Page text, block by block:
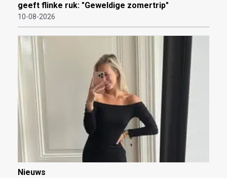
geeft flinke ruk: "Geweldige zomertrip"
10-08-2026
Nieuws